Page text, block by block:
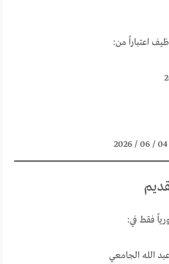
اعتباراً من:
فقط في:
الله الجامعي